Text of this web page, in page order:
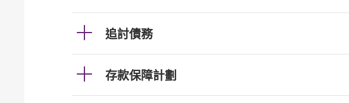
追討債務
存款保障計劃